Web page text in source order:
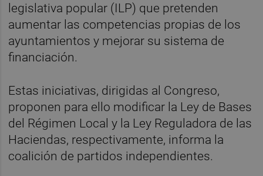
legislativa popular (ILP) que pretenden
aumentar las competencias propias de los
ayuntamientos y mejorar su sistema de
financiación.
Estas iniciativas, dirigidas al Congreso,
proponen para ello modificar la Ley de Bases
del Régimen Local y la Ley Reguladora de las
Haciendas, respectivamente, informa la
coalición de partidos independientes.